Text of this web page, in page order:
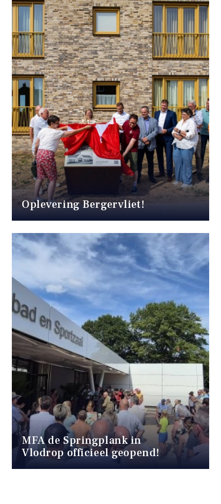
create
invest
improve
Oplevering Bergervliet!
MFA de Springplank in
Vlodrop officieel geopend!